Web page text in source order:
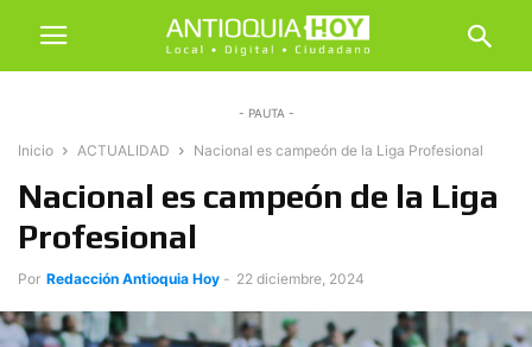
- PAUTA -
Inicio ACTUALIDAD Nacional es campeón de la Liga Profesional
Nacional es campeón de la Liga
Profesional
Por Redacción Antioquia Hoy - 22 diciembre, 2024